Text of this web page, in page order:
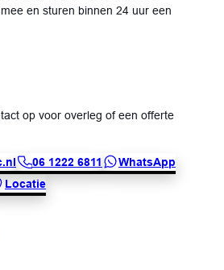
en sturen binnen 24 uur een
op voor overleg of een offerte
06 1222 6811
WhatsApp
Locatie